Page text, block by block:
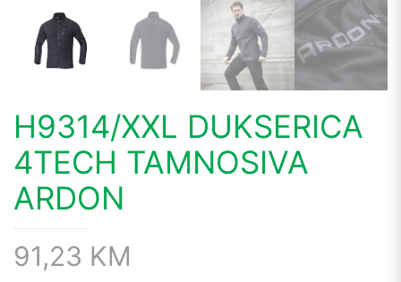
H9314/XXL DUKSERICA
4TECH TAMNOSIVA
ARDON
91,23 KM